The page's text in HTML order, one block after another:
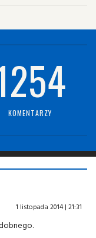
KOMENTARZY
1 listopada 2014 | 21:31